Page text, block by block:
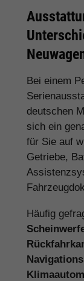
Bei einem
deutschen
sich ein
für Sie auf
Getriebe,
Häufig